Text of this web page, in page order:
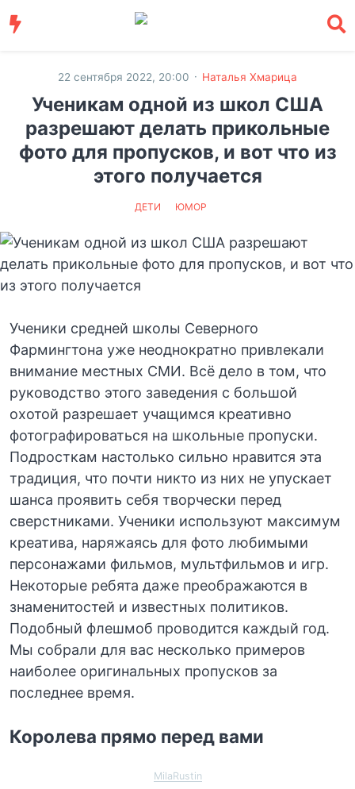
22 сентября 2022, 20:00 · Наталья Хмарица
Ученикам одной из школ США
разрешают делать прикольные
фото для пропусков, и вот что из
этого получается
ДЕТИ ЮМОР
Ученики средней школы Северного
Фармингтона уже неоднократно привлекали
внимание местных СМИ. Всё дело в том, что
руководство этого заведения с большой
охотой разрешает учащимся креативно
фотографироваться на школьные пропуски.
Подросткам настолько сильно нравится эта
традиция, что почти никто из них не упускает
шанса проявить себя творчески перед
сверстниками. Ученики используют максимум
креатива, наряжаясь для фото любимыми
персонажами фильмов, мультфильмов и игр.
Некоторые ребята даже преображаются в
знаменитостей и известных политиков.
Подобный флешмоб проводится каждый год.
Мы собрали для вас несколько примеров
наиболее оригинальных пропусков за
последнее время.
Королева прямо перед вами
MilaRustin